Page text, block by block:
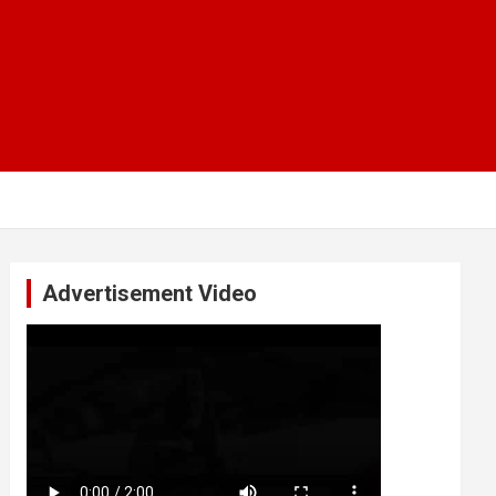
Advertisement Video